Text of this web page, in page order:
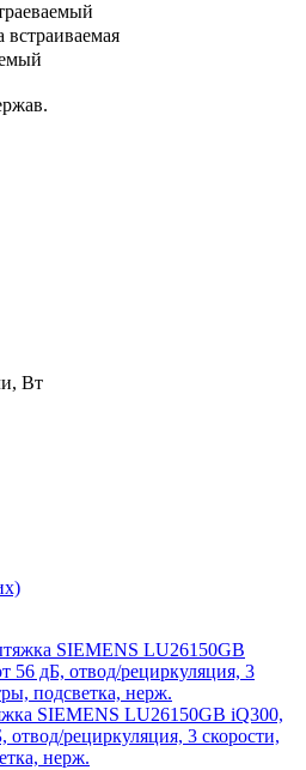
Вт
SIEMENS LU26150GB iQ300,
рециркуляция, 3 скорости,
нерж.